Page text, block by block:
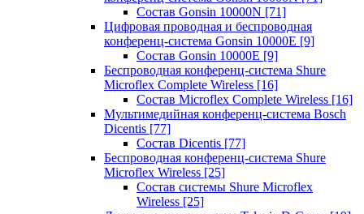
Состав Gonsin 10000N [71]
Цифровая проводная и беспроводная
конференц-система Gonsin 10000E [9]
Состав Gonsin 10000E [9]
Беспроводная конференц-система Shure
Microflex Complete Wireless [16]
Состав Microflex Complete Wireless [16]
Мультимедийная конференц-система Bosch
Dicentis [77]
Состав Dicentis [77]
Беспроводная конференц-система Shure
Microflex Wireless [25]
Состав системы Shure Microflex
Wireless [25]